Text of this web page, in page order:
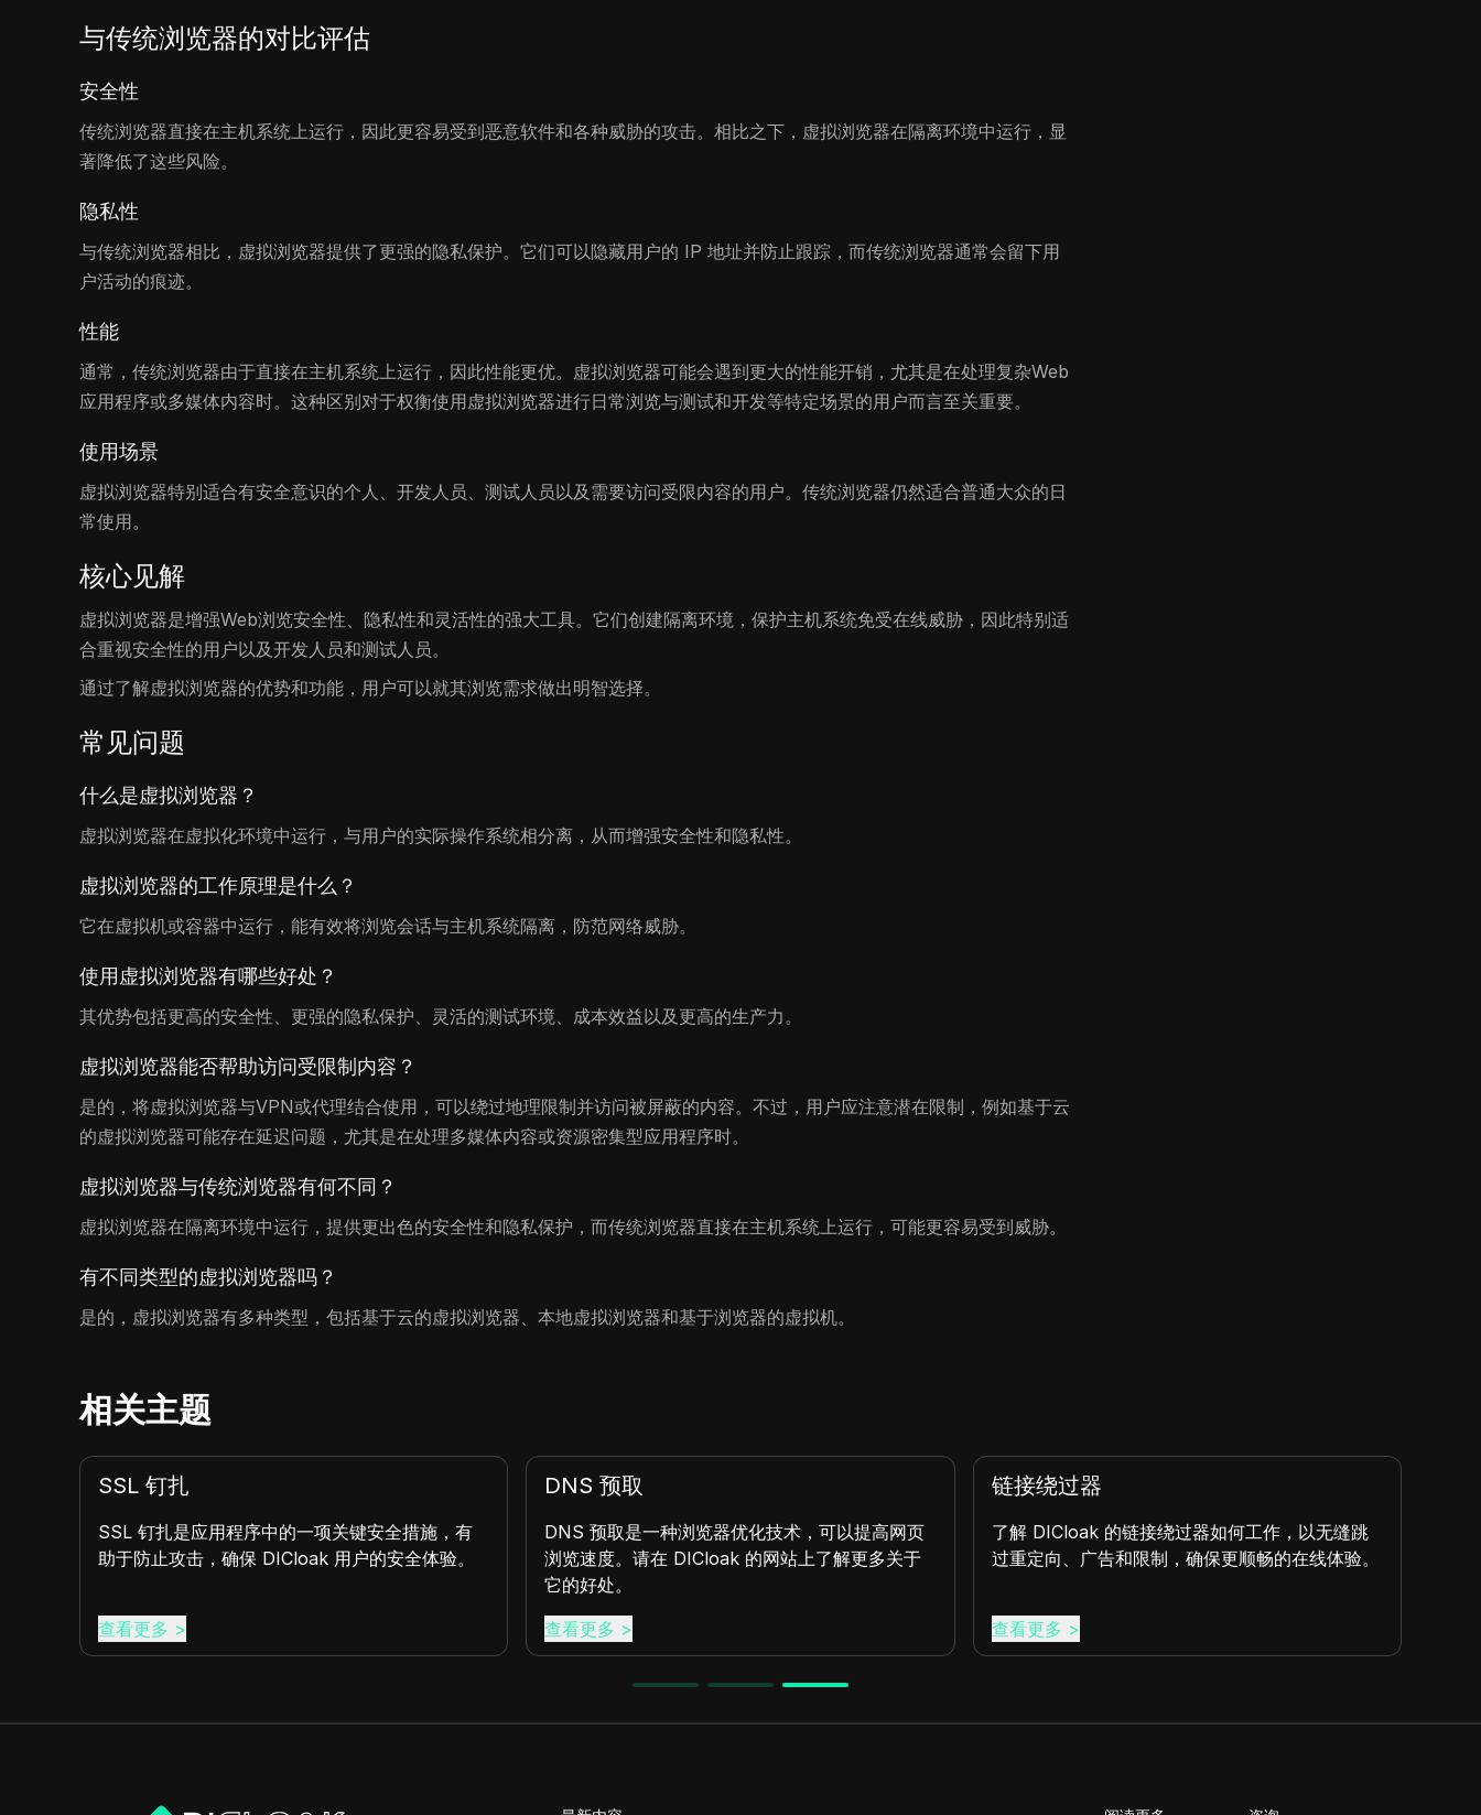
与传统浏览器的对比评估
安全性
传统浏览器直接在主机系统上运行，因此更容易受到恶意软件和各种威胁的攻击。相比之下，虚拟浏览器在隔离环境中运行，显
著降低了这些风险。
隐私性
与传统浏览器相比，虚拟浏览器提供了更强的隐私保护。它们可以隐藏用户的 IP 地址并防止跟踪，而传统浏览器通常会留下用
户活动的痕迹。
性能
通常，传统浏览器由于直接在主机系统上运行，因此性能更优。虚拟浏览器可能会遇到更大的性能开销，尤其是在处理复杂Web
应用程序或多媒体内容时。这种区别对于权衡使用虚拟浏览器进行日常浏览与测试和开发等特定场景的用户而言至关重要。
使用场景
虚拟浏览器特别适合有安全意识的个人、开发人员、测试人员以及需要访问受限内容的用户。传统浏览器仍然适合普通大众的日
常使用。
核心见解
虚拟浏览器是增强Web浏览安全性、隐私性和灵活性的强大工具。它们创建隔离环境，保护主机系统免受在线威胁，因此特别适
合重视安全性的用户以及开发人员和测试人员。
通过了解虚拟浏览器的优势和功能，用户可以就其浏览需求做出明智选择。
常见问题
什么是虚拟浏览器？
虚拟浏览器在虚拟化环境中运行，与用户的实际操作系统相分离，从而增强安全性和隐私性。
虚拟浏览器的工作原理是什么？
它在虚拟机或容器中运行，能有效将浏览会话与主机系统隔离，防范网络威胁。
使用虚拟浏览器有哪些好处？
其优势包括更高的安全性、更强的隐私保护、灵活的测试环境、成本效益以及更高的生产力。
虚拟浏览器能否帮助访问受限制内容？
是的，将虚拟浏览器与VPN或代理结合使用，可以绕过地理限制并访问被屏蔽的内容。不过，用户应注意潜在限制，例如基于云
的虚拟浏览器可能存在延迟问题，尤其是在处理多媒体内容或资源密集型应用程序时。
虚拟浏览器与传统浏览器有何不同？
虚拟浏览器在隔离环境中运行，提供更出色的安全性和隐私保护，而传统浏览器直接在主机系统上运行，可能更容易受到威胁。
有不同类型的虚拟浏览器吗？
是的，虚拟浏览器有多种类型，包括基于云的虚拟浏览器、本地虚拟浏览器和基于浏览器的虚拟机。
相关主题
内容屏蔽
了解内容屏蔽是什么及其重要性。理解它是如何运
作的以及DICloak的见解中的应用。阅读更多。
查看更多 >
反键盘记录
DICloak的反键盘记录技术通过阻止先进系统跟踪
用户的打字模式来保护您的隐私。
查看更多 >
硬件并发
硬件并发是计算机同时执行多个任务的能力，提升
效率和性能——这是DICloak所坚持的关键原则。
查看更多 >